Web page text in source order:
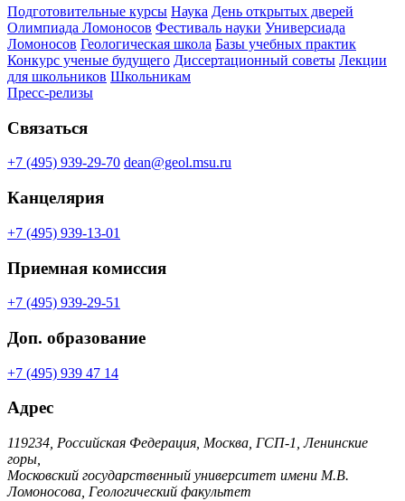
Подготовительные курсы Наука День открытых дверей
Олимпиада Ломоносов Фестиваль науки Универсиада
Ломоносов Геологическая школа Базы учебных практик
Конкурс ученые будущего Диссертационный советы Лекции
для школьников Школьникам
Пресс-релизы
Связаться
+7 (495) 939-29-70 dean@geol.msu.ru
Канцелярия
+7 (495) 939-13-01
Приемная комиссия
+7 (495) 939-29-51
Доп. образование
+7 (495) 939 47 14
Адрес
119234, Российская Федерация, Москва, ГСП-1, Ленинские
горы,
Московский государственный университет имени М.В.
Ломоносова, Геологический факультет